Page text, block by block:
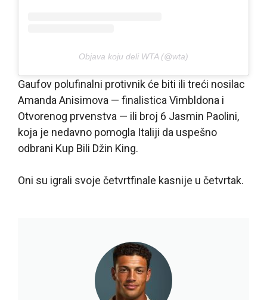
Objava koju deli WTA (@wta)
Gaufov polufinalni protivnik će biti ili treći nosilac
Amanda Anisimova — finalistica Vimbldona i
Otvorenog prvenstva — ili broj 6 Jasmin Paolini,
koja je nedavno pomogla Italiji da uspešno
odbrani Kup Bili Džin King.
Oni su igrali svoje četvrtfinale kasnije u četvrtak.